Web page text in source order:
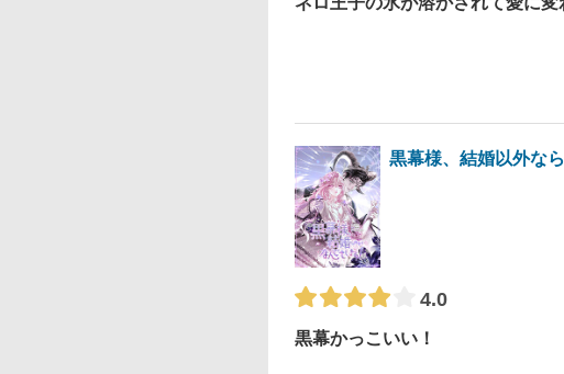
黒幕様、結婚以外な
4.0
黒幕かっこいい！